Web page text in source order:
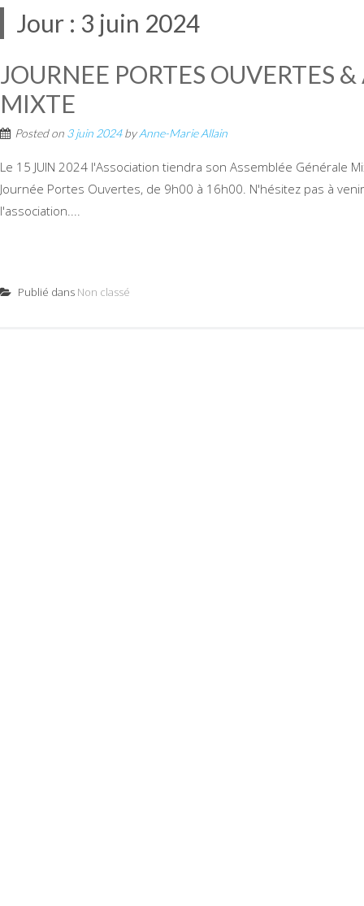
Jour : 3 juin 2024
JOURNEE PORTES OUVERTES
MIXTE
Posted on 3 juin 2024byAnne-Marie Allain
Le 15 JUIN 2024 l'Association tiendra son Assemblée Générale
Journée Portes Ouvertes, de 9h00 à 16h00. N'hésitez pas à
l'association....
Publié dans Non classé